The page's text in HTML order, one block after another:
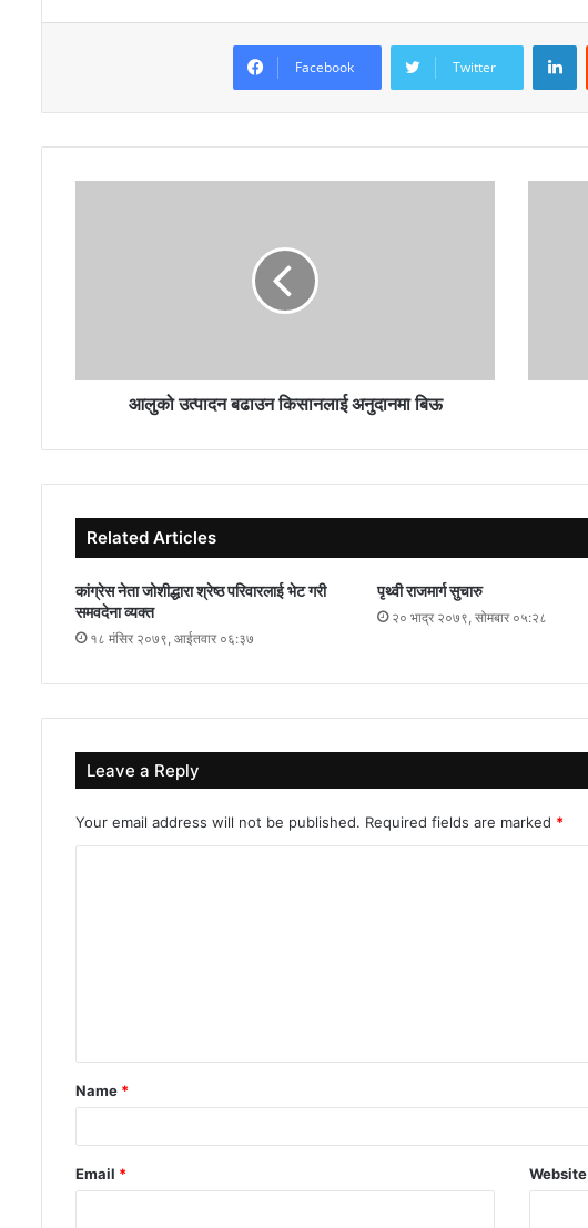
Facebook Twitter
LinkedIn
आलुको उत्पादन बढाउन किसानलाई अनुदानमा बिऊ
Related Articles
कांग्रेस नेता जोशीद्धारा श्रेष्ठ परिवारलाई भेट गरी
समवदेना व्यक्त
१८ मंसिर २०७९, आईतवार ०६:३७
पृथ्वी राजमार्ग सुचारु
२० भाद्र २०७९, सोमबार ०५:२८
Leave a Reply
Your email address will not be published. Required fields are marked *
t
*
Name *
Email * Website